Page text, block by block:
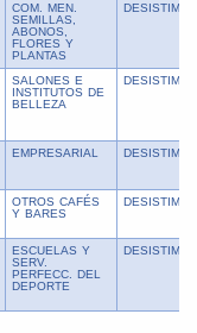
COM. MEN.
SEMILLAS,
ABONOS,
FLORES Y
PLANTAS
SALONES E
INSTITUTOS DE
BELLEZA
EMPRESARIAL
OTROS CAFÉS
Y BARES
ESCUELAS Y
SERV.
PERFECC. DEL
DEPORTE